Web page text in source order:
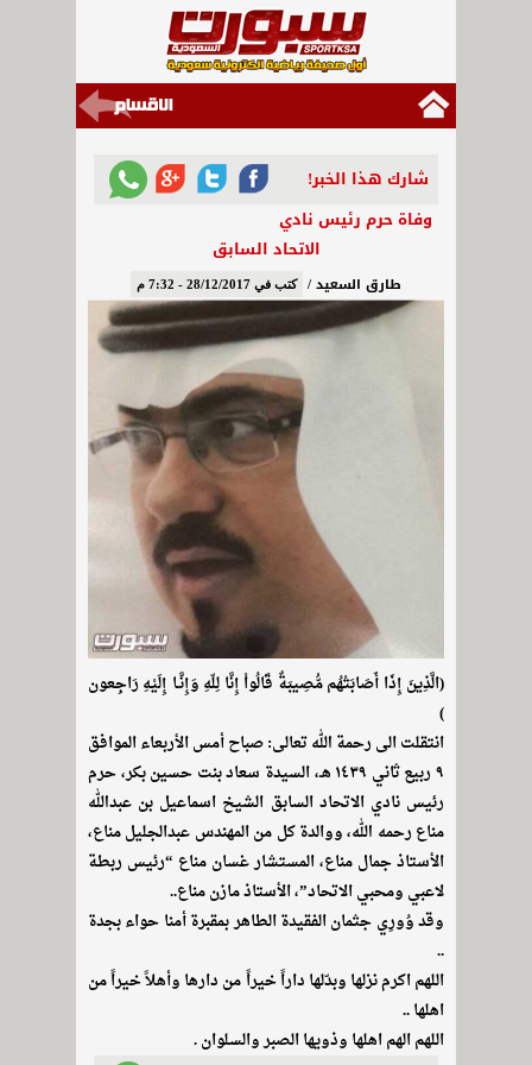
شارك هذا الخبر!
وفاة حرم رئيس نادي
الاتحاد السابق
طارق السعيد / كتب في 28/12/2017 - 7:32 م
(الَّذِينَ إِذَا أَصَابَتْهُم مُّصِيبَةٌ قَالُواْ إِنَّا لِلّهِ وَإِنَّـا إِلَيْهِ رَاجِعون
)
انتقلت الى رحمة الله تعالى: صباح أمس الأربعاء الموافق
٩ ربيع ثاني ١٤٣٩ هـ، السيدة سعاد بنت حسين بكر، حرم
رئيس نادي الاتحاد السابق الشيخ اسماعيل بن عبدالله
مناع رحمه الله، ووالدة كل من المهندس عبدالجليل مناع،
الأستاذ جمال مناع، المستشار غسان مناع “رئيس ربطة
لاعبي ومحبي الاتحاد”، الأستاذ مازن مناع..
وقد وُورِي جثمان الفقيدة الطاهر بمقبرة أمنا حواء بجدة
..
اللهم اكرم نزلها وبدّلها داراً خيراً من دارها وأهلاً خيراً من
اهلها ..
اللهم الهم اهلها وذويها الصبر والسلوان .